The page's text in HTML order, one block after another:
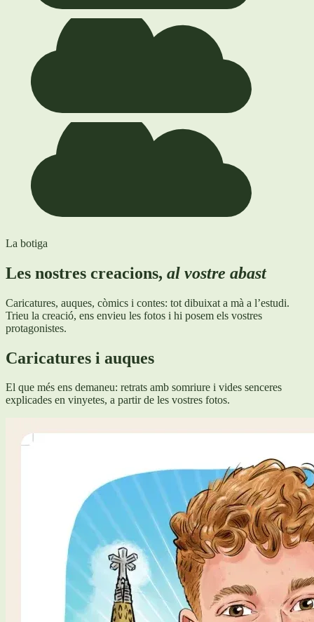
La botiga
Les nostres creacions, al vostre abast
Caricatures, auques, còmics i contes: tot dibuixat a mà a l’estudi.
Trieu la creació, ens envieu les fotos i hi posem els vostres
protagonistes.
Caricatures i auques
El que més ens demaneu: retrats amb somriure i vides senceres
explicades en vinyetes, a partir de les vostres fotos.